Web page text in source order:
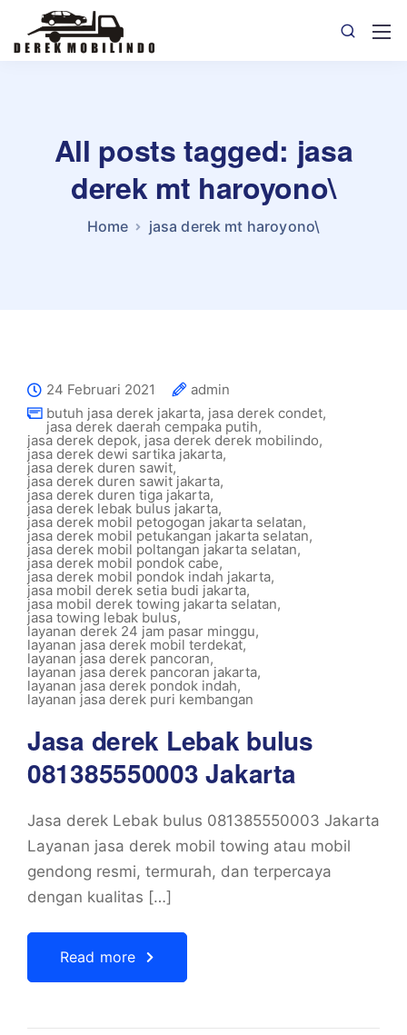
All posts tagged: jasa
derek mt haroyono\
Home jasa derek mt haroyono\
24 Februari 2021
admin
butuh jasa derek jakarta, jasa derek condet,
jasa derek daerah cempaka putih,
jasa derek depok, jasa derek derek mobilindo,
jasa derek dewi sartika jakarta,
jasa derek duren sawit,
jasa derek duren sawit jakarta,
jasa derek duren tiga jakarta,
jasa derek lebak bulus jakarta,
jasa derek mobil petogogan jakarta selatan,
jasa derek mobil petukangan jakarta selatan,
jasa derek mobil poltangan jakarta selatan,
jasa derek mobil pondok cabe,
jasa derek mobil pondok indah jakarta,
jasa mobil derek setia budi jakarta,
jasa mobil derek towing jakarta selatan,
jasa towing lebak bulus,
layanan derek 24 jam pasar minggu,
layanan jasa derek mobil terdekat,
layanan jasa derek pancoran,
layanan jasa derek pancoran jakarta,
layanan jasa derek pondok indah,
layanan jasa derek puri kembangan
Jasa derek Lebak bulus
081385550003 Jakarta
Jasa derek Lebak bulus 081385550003 Jakarta
Layanan jasa derek mobil towing atau mobil
gendong resmi, termurah, dan terpercaya
dengan kualitas […]
Read more